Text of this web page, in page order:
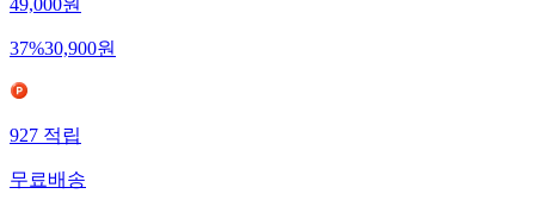
49,000원
37%30,900원
927적립
무료배송